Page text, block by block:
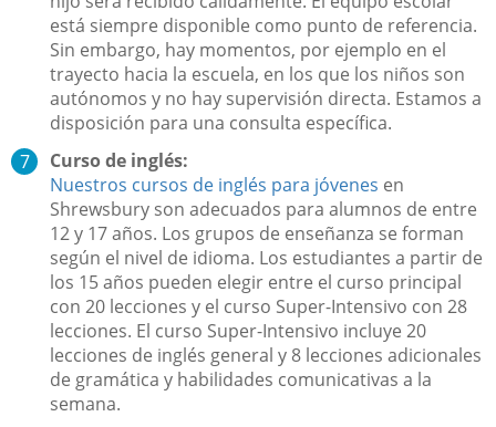
está siempre disponible como punto de referencia.
Sin embargo, hay momentos, por ejemplo en el
trayecto hacia la escuela, en los que los niños son
autónomos y no hay supervisión directa. Estamos a
disposición para una consulta específica.
Curso de inglés:
Nuestros cursos de inglés para jóvenes en
Shrewsbury son adecuados para alumnos de entre
12 y 17 años. Los grupos de enseñanza se forman
según el nivel de idioma. Los estudiantes a partir de
los 15 años pueden elegir entre el curso principal
con 20 lecciones y el curso Super-Intensivo con 28
lecciones. El curso Super-Intensivo incluye 20
lecciones de inglés general y 8 lecciones adicionales
de gramática y habilidades comunicativas a la
semana.